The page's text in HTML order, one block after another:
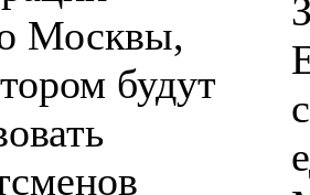
Москвы,
будут